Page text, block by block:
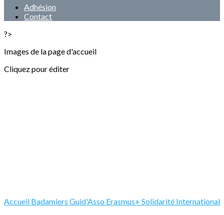
Adhésion
Contact
?>
Images de la page d'accueil
Cliquez pour éditer
Accueil Badamiers Guid'Asso Erasmus+ Solidarité International